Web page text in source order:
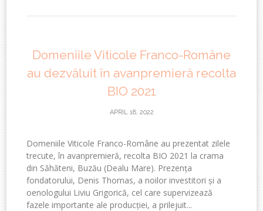
Domeniile Viticole Franco-Române
au dezvăluit în avanpremieră recolta
BIO 2021
APRIL 18, 2022
Domeniile Viticole Franco-Române au prezentat zilele
trecute, în avanpremieră, recolta BIO 2021 la crama
din Săhăteni, Buzău (Dealu Mare). Prezența
fondatorului, Denis Thomas, a noilor investitori și a
oenologului Liviu Grigorică, cel care supervizează
fazele importante ale producției, a prilejuit...